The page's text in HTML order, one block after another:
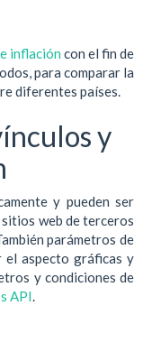
inflación con el fin de
para comparar la
diferentes países.
y
y pueden ser
web de terceros
parámetros de
el aspecto gráficas y
y condiciones de
API.